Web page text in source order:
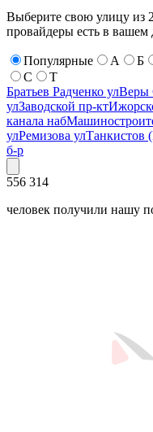
Выберите свою улицу из
провайдеры есть в вашем
Популярные А Б
С
Т
Братьев Радченко улВеры
улЗаводской пр-кт
канала наб
улРемизова улТанкистов
б-р
556 314
человек получили нашу